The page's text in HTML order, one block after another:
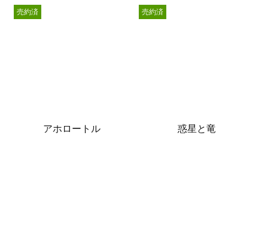
アホロートル
売約済
惑星と竜
売約済